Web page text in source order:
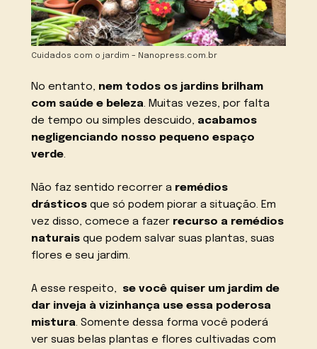
Cuidados com o jardim – Nanopress.com.br
No entanto, nem todos os jardins brilham
com saúde e beleza. Muitas vezes, por falta
de tempo ou simples descuido, acabamos
negligenciando nosso pequeno espaço
verde.
Não faz sentido recorrer a remédios
drásticos que só podem piorar a situação. Em
vez disso, comece a fazer recurso a remédios
naturais que podem salvar suas plantas, suas
flores e seu jardim.
A esse respeito, se você quiser um jardim de
dar inveja à vizinhança use essa poderosa
mistura. Somente dessa forma você poderá
ver suas belas plantas e flores cultivadas com